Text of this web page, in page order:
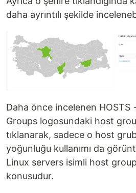
daha ayrıntılı şekilde
Daha önce incelenen
Groups logosundaki host
tıklanarak, sadece o host
yoğunluğu kullanımı da
Linux servers isimli host
konusudur.